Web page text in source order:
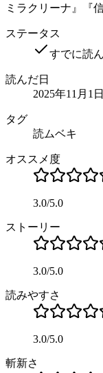
ミラクリーナ』『
ステータス
すでに読
読んだ日
2025年11月1日
タグ
読ムベキ
オススメ度
3.0/5.0
ストーリー
3.0/5.0
読みやすさ
3.0/5.0
斬新さ